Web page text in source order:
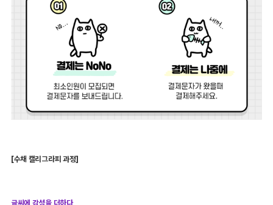
[수채 캘리그라피 과정]
글씨에 감성을 더하다